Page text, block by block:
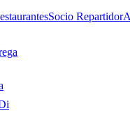
Socio Repartidor